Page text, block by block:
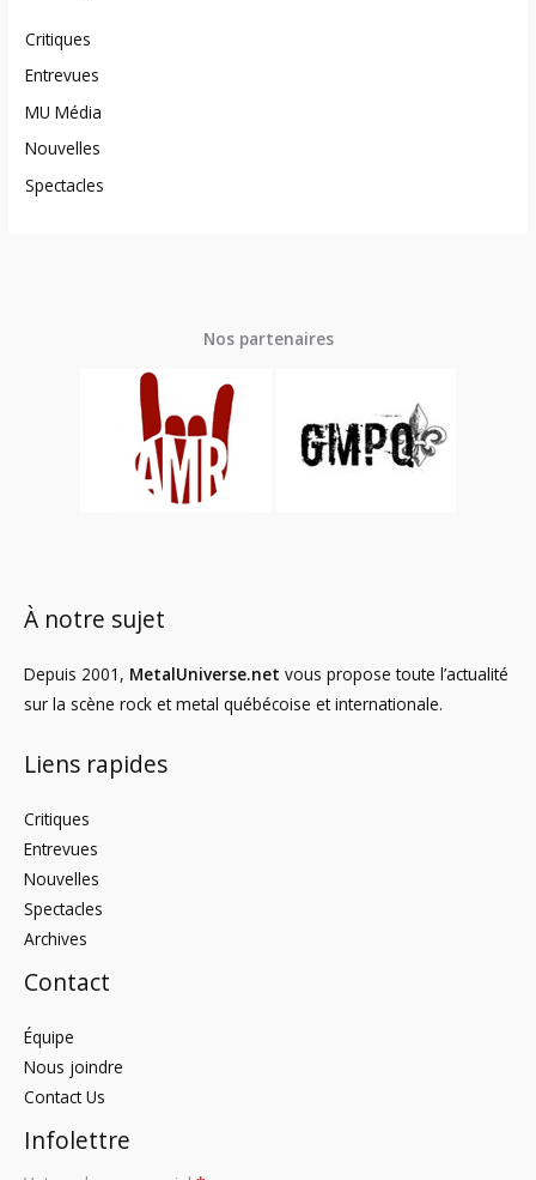
Critiques
Entrevues
MU Média
Nouvelles
Spectacles
Nos partenaires
À notre sujet
Depuis 2001, MetalUniverse.net vous propose toute l’actualité
sur la scène rock et metal québécoise et internationale.
Liens rapides
Critiques
Entrevues
Nouvelles
Spectacles
Archives
Contact
Équipe
Nous joindre
Contact Us
Infolettre